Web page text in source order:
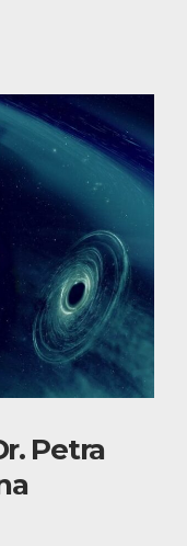
Petra